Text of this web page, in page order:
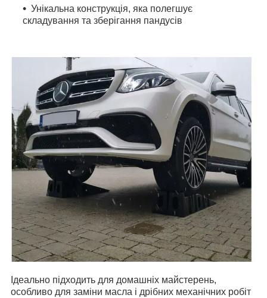
Унікальна конструкція, яка полегшує
складування та зберігання пандусів
Ідеально підходить для домашніх майстерень,
особливо для заміни масла і дрібних механічних робіт